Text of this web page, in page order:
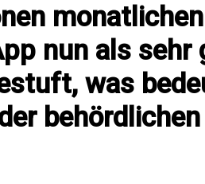
nun als sehr
was